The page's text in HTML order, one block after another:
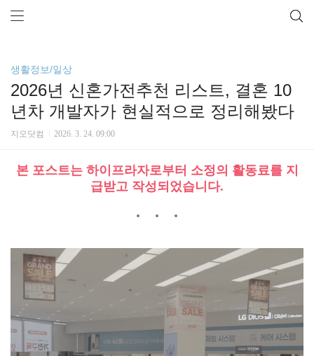
생활정보/일상
2026년 신혼가전추천 리스트, 결혼 10
년차 개발자가 현실적으로 정리해봤다
지오닷컴 2026. 3. 24. 09:00
본 포스트는 하이프라자로부터 소정의 활동료를 지
급받고 작성되었습니다.